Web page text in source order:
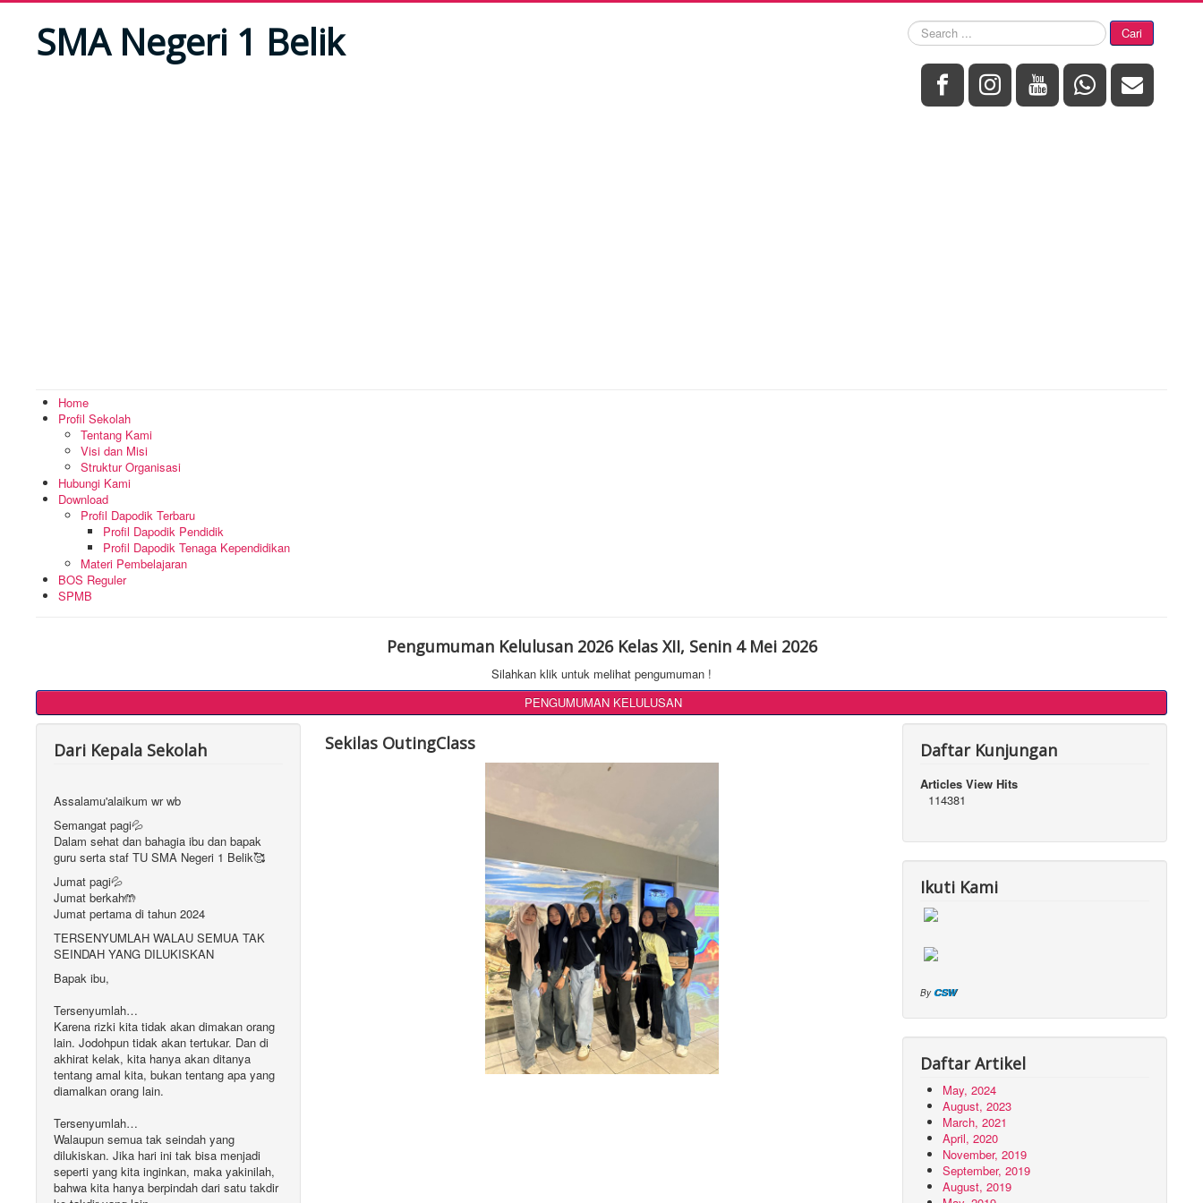
SMA Negeri 1 Belik
Search
...
Cari
Home
Profil Sekolah
Tentang Kami
Visi dan Misi
Struktur Organisasi
Hubungi Kami
Download
Profil Dapodik Terbaru
Profil Dapodik Pendidik
Profil Dapodik Tenaga Kependidikan
Materi Pembelajaran
BOS Reguler
SPMB
Pengumuman Kelulusan 2026 Kelas XII, Senin 4 Mei 2026
Silahkan klik untuk melihat pengumuman !
PENGUMUMAN KELULUSAN
Dari Kepala Sekolah
Assalamu'alaikum wr wb
Semangat pagi💦
Dalam sehat dan bahagia ibu dan bapak
guru serta staf TU SMA Negeri 1 Belik🥰
Jumat pagi💦
Jumat berkah🤲
Jumat pertama di tahun 2024
TERSENYUMLAH WALAU SEMUA TAK
SEINDAH YANG DILUKISKAN
Bapak ibu,
Tersenyumlah…
Karena rizki kita tidak akan dimakan orang
lain. Jodohpun tidak akan tertukar. Dan di
akhirat kelak, kita hanya akan ditanya
tentang amal kita, bukan tentang apa yang
diamalkan orang lain.
Tersenyumlah…
Walaupun semua tak seindah yang
dilukiskan. Jika hari ini tak bisa menjadi
seperti yang kita inginkan, maka yakinilah,
bahwa kita hanya berpindah dari satu takdir
Sekilas OutingClass Daftar Kunjungan
Articles View Hits
114381
Ikuti Kami
ByCSW
Daftar Artikel
May, 2024
August, 2023
March, 2021
April, 2020
November, 2019
September, 2019
August, 2019